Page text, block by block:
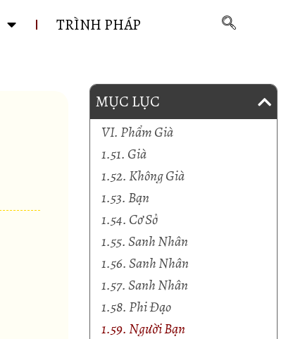
TRÌNH PHÁP
MỤC LỤC
VI. Phẩm Già
1.51. Già
1.52. Không Già
1.53. Bạn
1.54. Cơ Sở
1.55. Sanh Nhân
1.56. Sanh Nhân
1.57. Sanh Nhân
1.58. Phi Đạo
1.59. Người Bạn